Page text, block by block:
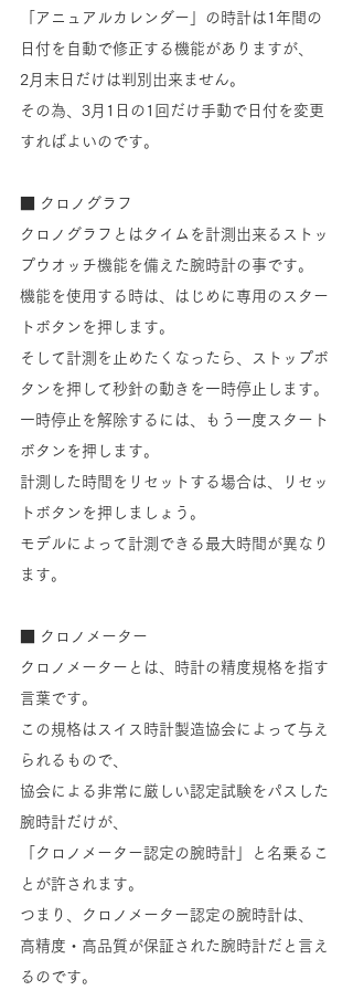
「アニュアルカレンダー」の時計は1年間の
日付を自動で修正する機能がありますが、
2月末日だけは判別出来ません。
その為、3月1日の1回だけ手動で日付を変更
すればよいのです。
■ クロノグラフ
クロノグラフとはタイムを計測出来るストッ
プウオッチ機能を備えた腕時計の事です。
機能を使用する時は、はじめに専用のスター
トボタンを押します。
そして計測を止めたくなったら、ストップボ
タンを押して秒針の動きを一時停止します。
一時停止を解除するには、もう一度スタート
ボタンを押します。
計測した時間をリセットする場合は、リセッ
トボタンを押しましょう。
モデルによって計測できる最大時間が異なり
ます。
■ クロノメーター
クロノメーターとは、時計の精度規格を指す
言葉です。
この規格はスイス時計製造協会によって与え
られるもので、
協会による非常に厳しい認定試験をパスした
腕時計だけが、
「クロノメーター認定の腕時計」と名乗るこ
とが許されます。
つまり、クロノメーター認定の腕時計は、
高精度・高品質が保証された腕時計だと言え
るのです。